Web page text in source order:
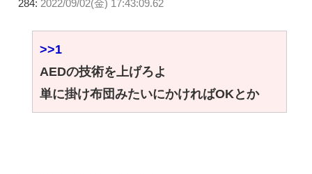
284: 2022/09/02(金) 17:43:09.62
>>1
AEDの技術を上げろよ
単に掛け布団みたいにかければOKとか